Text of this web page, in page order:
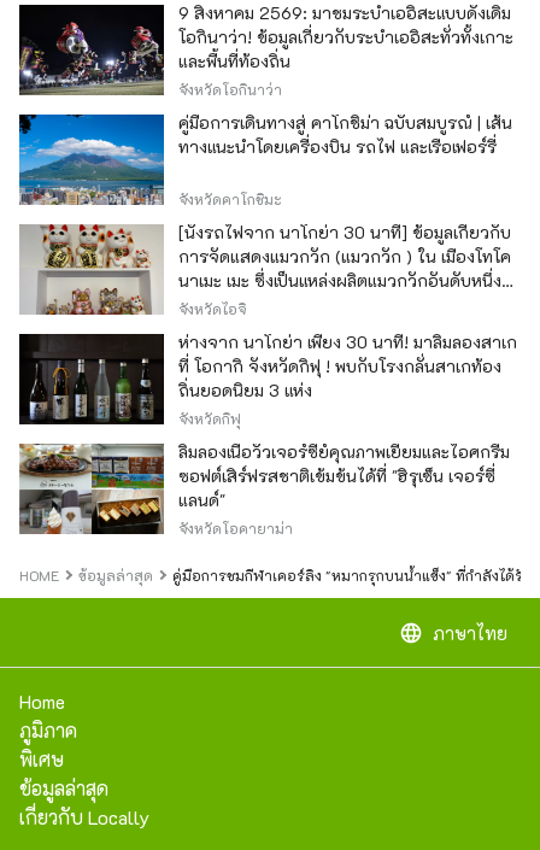
9 สิงหาคม 2569: มาชมระบำเออิสะแบบดั้งเดิม
โอกินาว่า! ข้อมูลเกี่ยวกับระบำเออิสะทั่วทั้งเกาะ
และพื้นที่ท้องถิ่น
จังหวัดโอกินาว่า
คู่มือการเดินทางสู่ คาโกชิม่า ฉบับสมบูรณ์ | เส้น
ทางแนะนำโดยเครื่องบิน รถไฟ และเรือเฟอร์รี่
จังหวัดคาโกชิมะ
[นั่งรถไฟจาก นาโกย่า 30 นาที] ข้อมูลเกี่ยวกับ
การจัดแสดงแมวกวัก (แมวกวัก ) ใน เมืองโทโค
นาเมะ เมะ ซึ่งเป็นแหล่งผลิตแมวกวักอันดับหนึ่ง
ของญี่ปุ่น
จังหวัดไอจิ
ห่างจาก นาโกย่า เพียง 30 นาที! มาลิ้มลองสาเก
ที่ โอกากิ จังหวัดกิฟุ ! พบกับโรงกลั่นสาเกท้อง
ถิ่นยอดนิยม 3 แห่ง
จังหวัดกิฟุ
ลิ้มลองเนื้อวัวเจอร์ซีย์คุณภาพเยี่ยมและไอศกรีม
ซอฟต์เสิร์ฟรสชาติเข้มข้นได้ที่ "ฮิรุเซ็น เจอร์ซี่
แลนด์"
จังหวัดโอคายาม่า
HOME ข้อมูลล่าสุด คู่มือการชมกีฬาเคอร์ลิง "หมากรุกบนน้ำแข็ง" ที่กำลังได้รับ
language ภาษาไทย
Home
ภูมิภาค
พิเศษ
ข้อมูลล่าสุด
เกี่ยวกับ Locally